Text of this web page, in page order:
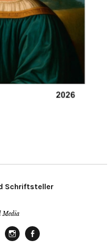
Schriftsteller
Media